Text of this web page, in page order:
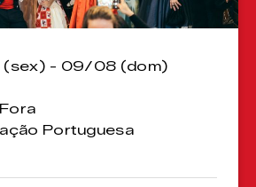
- 09/08 (dom)
Portuguesa